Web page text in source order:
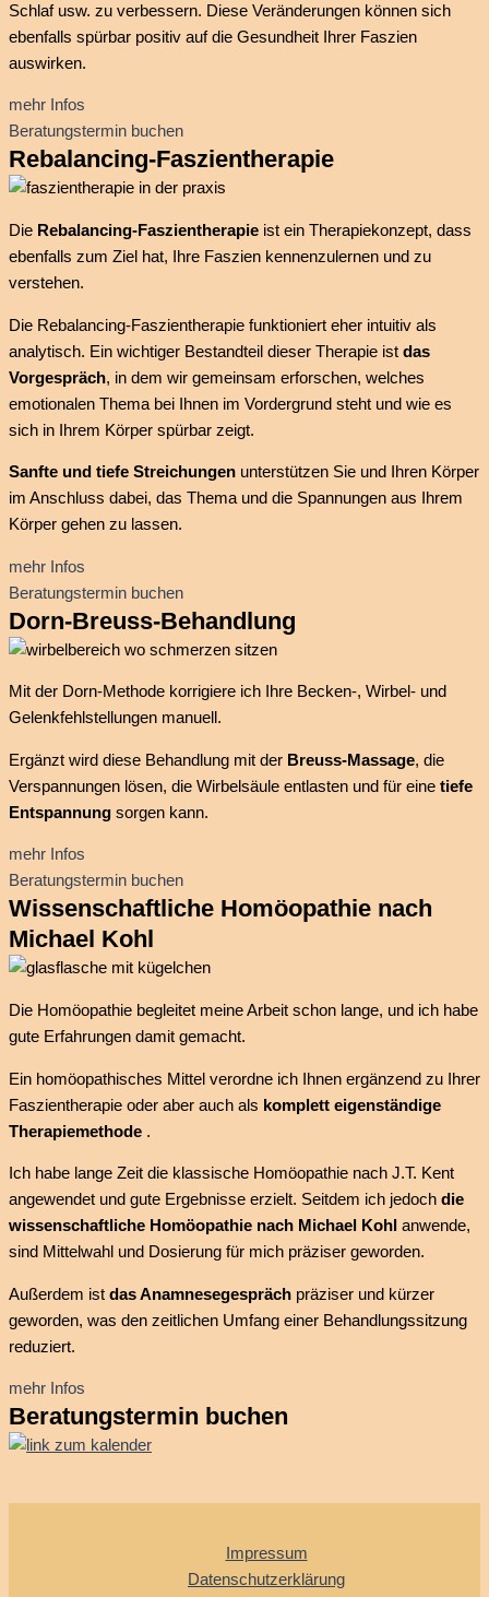
Schlaf usw. zu verbessern. Diese Veränderungen können sich
ebenfalls spürbar positiv auf die Gesundheit Ihrer Faszien
auswirken.
mehr Infos
Beratungstermin buchen
Rebalancing-Faszientherapie
Die Rebalancing-Faszientherapie ist ein Therapiekonzept, dass
ebenfalls zum Ziel hat, Ihre Faszien kennenzulernen und zu
verstehen.
Die Rebalancing-Faszientherapie funktioniert eher intuitiv als
analytisch. Ein wichtiger Bestandteil dieser Therapie ist das
Vorgespräch, in dem wir gemeinsam erforschen, welches
emotionalen Thema bei Ihnen im Vordergrund steht und wie es
sich in Ihrem Körper spürbar zeigt.
Sanfte und tiefe Streichungen unterstützen Sie und Ihren Körper
im Anschluss dabei, das Thema und die Spannungen aus Ihrem
Körper gehen zu lassen.
mehr Infos
Beratungstermin buchen
Dorn-Breuss-Behandlung
Mit der Dorn-Methode korrigiere ich Ihre Becken-, Wirbel- und
Gelenkfehlstellungen manuell.
Ergänzt wird diese Behandlung mit der Breuss-Massage, die
Verspannungen lösen, die Wirbelsäule entlasten und für eine tiefe
Entspannung sorgen kann.
mehr Infos
Beratungstermin buchen
Wissenschaftliche Homöopathie nach
Michael Kohl
Die Homöopathie begleitet meine Arbeit schon lange, und ich habe
gute Erfahrungen damit gemacht.
Ein homöopathisches Mittel verordne ich Ihnen ergänzend zu Ihrer
Faszientherapie oder aber auch als komplett eigenständige
Therapiemethode .
Ich habe lange Zeit die klassische Homöopathie nach J.T. Kent
angewendet und gute Ergebnisse erzielt. Seitdem ich jedoch die
wissenschaftliche Homöopathie nach Michael Kohl anwende,
sind Mittelwahl und Dosierung für mich präziser geworden.
Außerdem ist das Anamnesegespräch präziser und kürzer
geworden, was den zeitlichen Umfang einer Behandlungssitzung
reduziert.
mehr Infos
Beratungstermin buchen
Impressum
Datenschutzerklärung